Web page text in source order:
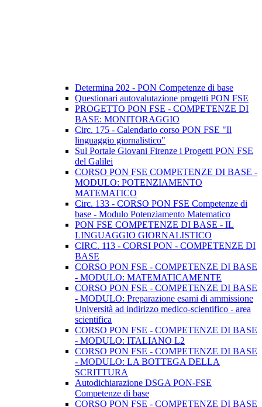
Determina 202 - PON Competenze di base
Questionari autovalutazione progetti PON FSE
PROGETTO PON FSE - COMPETENZE DI
BASE: MONITORAGGIO
Circ. 175 - Calendario corso PON FSE "Il
linguaggio giornalistico"
Sul Portale Giovani Firenze i Progetti PON FSE
del Galilei
CORSO PON FSE COMPETENZE DI BASE -
MODULO: POTENZIAMENTO
MATEMATICO
Circ. 133 - CORSO PON FSE Competenze di
base - Modulo Potenziamento Matematico
PON FSE COMPETENZE DI BASE - IL
LINGUAGGIO GIORNALISTICO
CIRC. 113 - CORSI PON - COMPETENZE DI
BASE
CORSO PON FSE - COMPETENZE DI BASE
- MODULO: MATEMATICAMENTE
CORSO PON FSE - COMPETENZE DI BASE
- MODULO: Preparazione esami di ammissione
Università ad indirizzo medico-scientifico - area
scientifica
CORSO PON FSE - COMPETENZE DI BASE
- MODULO: ITALIANO L2
CORSO PON FSE - COMPETENZE DI BASE
- MODULO: LA BOTTEGA DELLA
SCRITTURA
Autodichiarazione DSGA PON-FSE
Competenze di base
CORSO PON FSE - COMPETENZE DI BASE